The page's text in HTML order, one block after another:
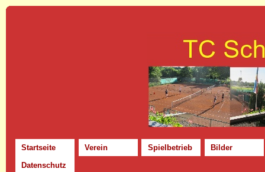
Startseite Verein Spielbetrieb
Bilder
Datenschutz